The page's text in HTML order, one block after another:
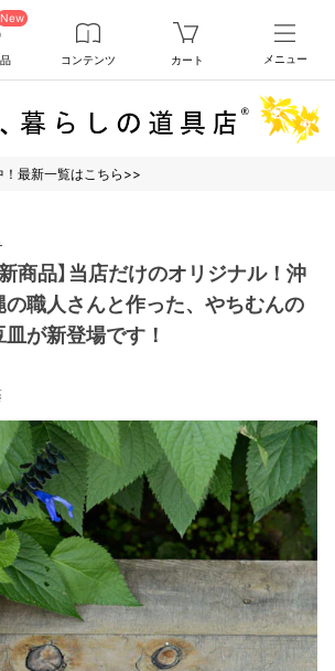
New
コンテンツ カート メニュー
最新一覧はこちら>>
新商品】当店だけのオリジナル！沖
の職人さんと作った、やちむんの
皿が新登場です！